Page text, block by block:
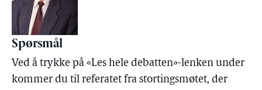
Spørsmål
Ved å trykke på «Les hele debatten»-lenken under
kommer du til referatet fra stortingsmøtet, der